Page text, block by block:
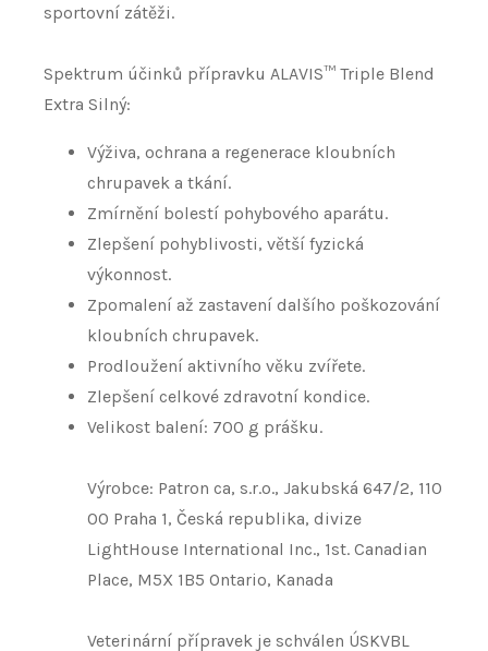
sportovní zátěži.
Spektrum účinků přípravku ALAVIS™ Triple Blend
Extra Silný:
Výživa, ochrana a regenerace kloubních
chrupavek a tkání.
Zmírnění bolestí pohybového aparátu.
Zlepšení pohyblivosti, větší fyzická
výkonnost.
Zpomalení až zastavení dalšího poškozování
kloubních chrupavek.
Prodloužení aktivního věku zvířete.
Zlepšení celkové zdravotní kondice.
Velikost balení: 700 g prášku.
Výrobce: Patron ca, s.r.o., Jakubská 647/2, 110
00 Praha 1, Česká republika, divize
LightHouse International Inc., 1st. Canadian
Place, M5X 1B5 Ontario, Kanada
Veterinární přípravek je schválen ÚSKVBL